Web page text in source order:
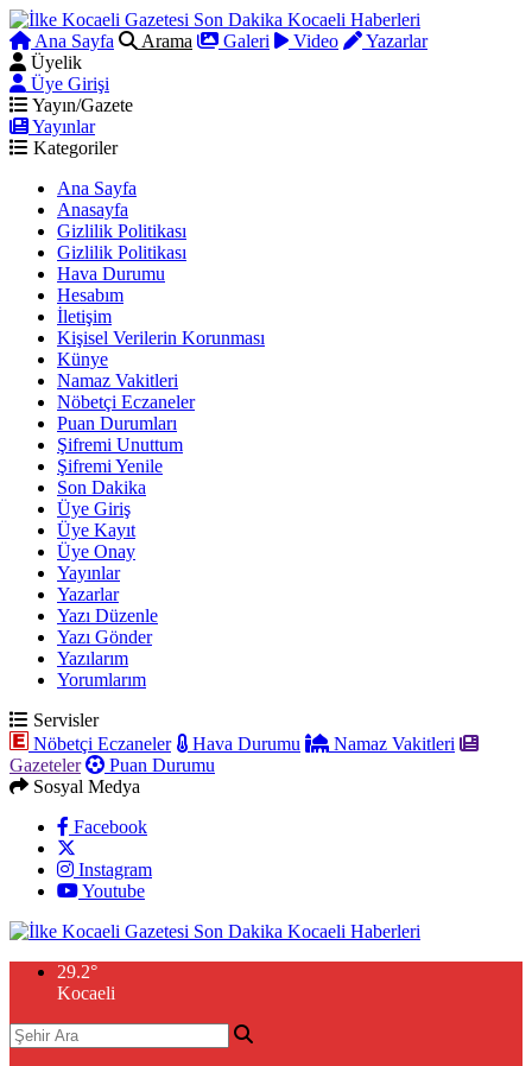
Ana Sayfa Arama Galeri Video
Yazarlar
Üyelik
Üye Girişi
Yayın/Gazete
Yayınlar
Kategoriler
Ana Sayfa
Anasayfa
Gizlilik Politikası
Gizlilik Politikası
Hava Durumu
Hesabım
İletişim
Kişisel Verilerin Korunması
Künye
Namaz Vakitleri
Nöbetçi Eczaneler
Puan Durumları
Şifremi Unuttum
Şifremi Yenile
Son Dakika
Üye Giriş
Üye Kayıt
Üye Onay
Yayınlar
Yazarlar
Yazı Düzenle
Yazı Gönder
Yazılarım
Yorumlarım
Servisler
Nöbetçi Eczaneler
Hava Durumu
Namaz Vakitleri
Gazeteler
Puan Durumu
Sosyal Medya
Facebook
Instagram
Youtube
29.2°
Kocaeli